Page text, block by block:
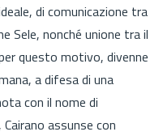
di comunicazione tra
Sele, nonché unione tra il
questo motivo, divenne
a difesa di una
con il nome di
assunse con